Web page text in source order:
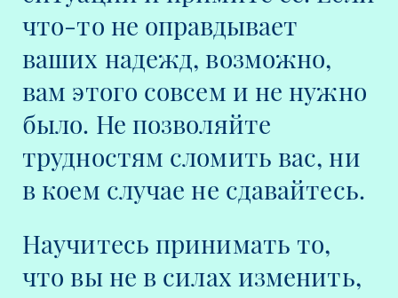
что-то не оправдывает
ваших надежд, возможно,
вам этого совсем и не нужно
было. Не позволяйте
трудностям сломить вас, ни
в коем случае не сдавайтесь.
Научитесь принимать то,
что вы не в силах изменить,